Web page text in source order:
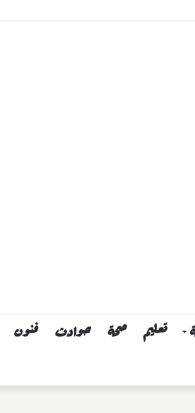
تعليم صحة حوادث فنون